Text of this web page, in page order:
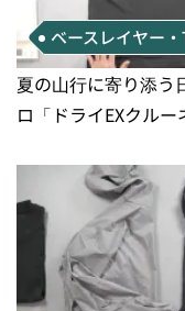
ベースレイヤー
夏の山行に寄り添う
ロ「ドライEXクルー